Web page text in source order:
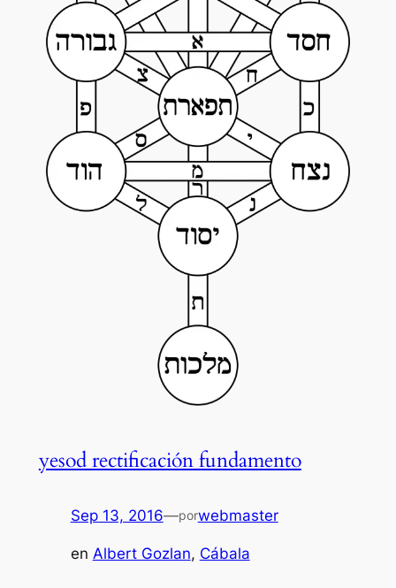
yesod rectificación fundamento
Sep 13, 2016—porwebmaster
en Albert Gozlan, Cábala